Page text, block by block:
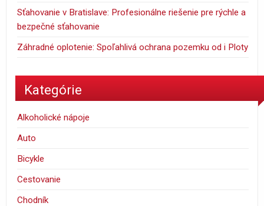
Sťahovanie v Bratislave: Profesionálne riešenie pre rýchle a
bezpečné sťahovanie
Záhradné oplotenie: Spoľahlivá ochrana pozemku od i Ploty
Kategórie
Alkoholické nápoje
Auto
Bicykle
Cestovanie
Chodník